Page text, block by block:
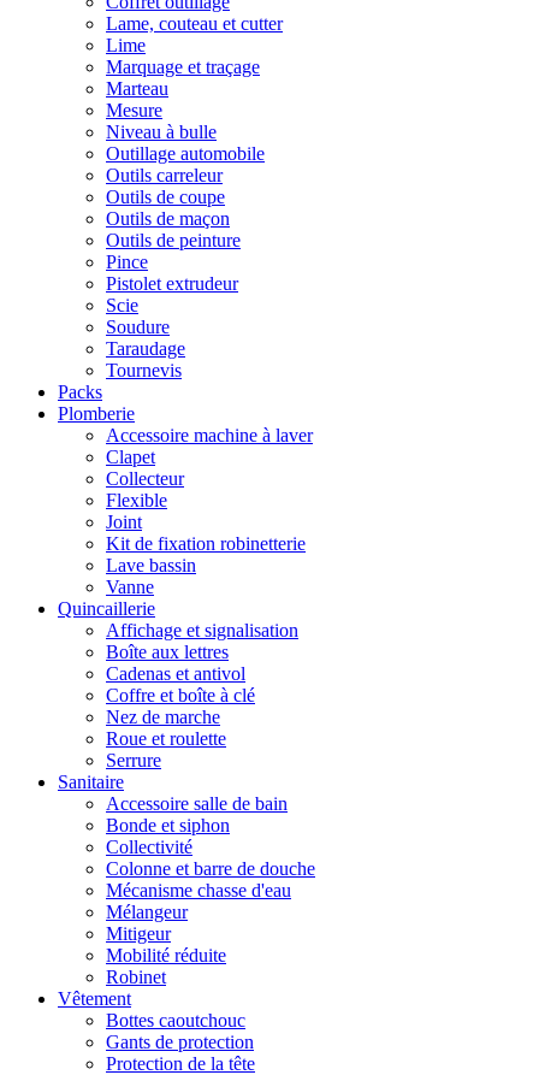
Lame, couteau et cutter
Lime
Marquage et traçage
Marteau
Mesure
Niveau à bulle
Outillage automobile
Outils carreleur
Outils de coupe
Outils de maçon
Outils de peinture
Pince
Pistolet extrudeur
Scie
Soudure
Taraudage
Tournevis
Packs
Plomberie
Accessoire machine à laver
Clapet
Collecteur
Flexible
Joint
Kit de fixation robinetterie
Lave bassin
Vanne
Quincaillerie
Affichage et signalisation
Boîte aux lettres
Cadenas et antivol
Coffre et boîte à clé
Nez de marche
Roue et roulette
Serrure
Sanitaire
Accessoire salle de bain
Bonde et siphon
Collectivité
Colonne et barre de douche
Mécanisme chasse d'eau
Mélangeur
Mitigeur
Mobilité réduite
Robinet
Vêtement
Bottes caoutchouc
Gants de protection
Protection de la tête